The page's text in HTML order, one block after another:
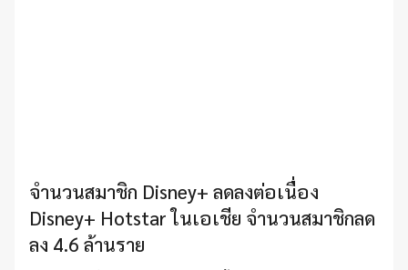
จำนวนสมาชิก Disney+ ลดลงต่อเนื่อง
Disney+ Hotstar ในเอเชีย จำนวนสมาชิกลด
ลง 4.6 ล้านราย